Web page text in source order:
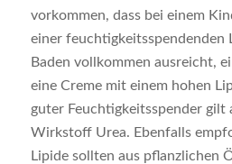
vorkommen, dass bei einem
einer feuchtigkeitsspendenden
Baden vollkommen ausreicht,
eine Creme mit einem hohen
guter Feuchtigkeitsspender gilt
Wirkstoff Urea. Ebenfalls
Lipide sollten aus pflanzlichen